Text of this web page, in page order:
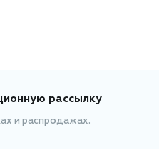
рассылку
и распродажах.